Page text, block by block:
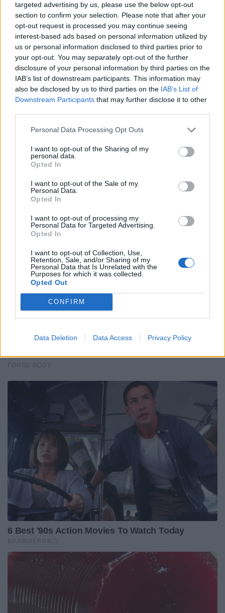
targeted advertising by us, please use the below opt-out
section to confirm your selection. Please note that after your
opt-out request is processed you may continue seeing
interest-based ads based on personal information utilized by
us or personal information disclosed to third parties prior to
your opt-out. You may separately opt-out of the further
disclosure of your personal information by third parties on the
IAB’s list of downstream participants. This information may
also be disclosed by us to third parties on the IAB’s List of
Downstream Participants that may further disclose it to other
Personal Data Processing Opt Outs
I want to opt-out of the Sharing of my
personal data.
Opted In
I want to opt-out of the Sale of my
Personal Data.
Opted In
I want to opt-out of processing my
Personal Data for Targeted Advertising.
Opted In
I want to opt-out of Collection, Use,
Retention, Sale, and/or Sharing of my
Personal Data that Is Unrelated with the
Purposes for which it was collected.
Opted Out
CONFIRM
Data Deletion Data Access Privacy Policy
Prygodzicz (c) (60’ Thomas), Watkins (45’
Cloke), Carroll (53’ Thomas), Lewis (53’ Cloke),
Jones (48’ Bryant), Hall (48’ Lacey), Kamanga
(48’ Goodluck).
Italia:Valerini (42 Martinez Barajas), Misantoni
(33’ Mesaglio), Selmi (44’ Di Nicola), Falchetto
(c), Ferrazzi, Bragagnolo (44’ Barboglio),
Andretti (44’ Harrison), Hajraoui (42’ Mancini),
Colla (44’ Mareggi), Sebastiani, Berchiolli (44’
Marinangeli), Rosi, Argenton (42’ Sanchez),
Cimino (42’ Pe), Bleta (42’ Refrigeri).
Jac Davies